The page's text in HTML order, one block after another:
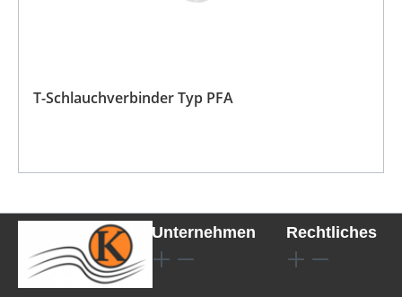
T-Schlauchverbinder Typ PFA
Unternehmen Rechtliches